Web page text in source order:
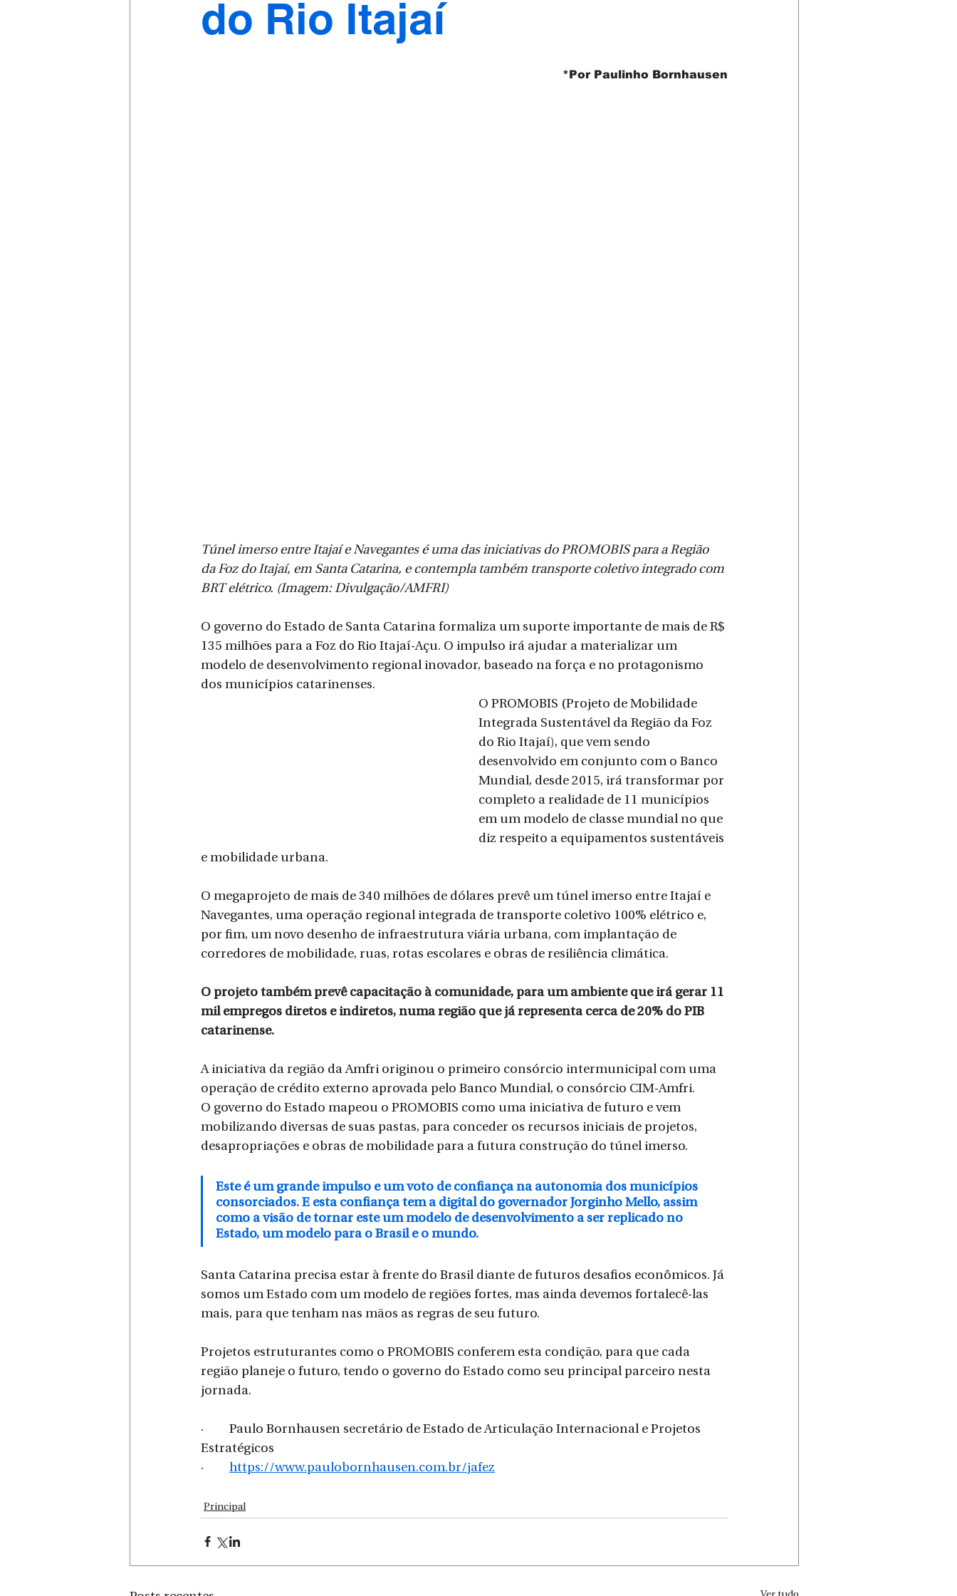
do Rio Itajaí
*Por Paulinho Bornhausen
Túnel imerso entre Itajaí e Navegantes é uma das iniciativas do PROMOBIS para a Região
da Foz do Itajaí, em Santa Catarina, e contempla também transporte coletivo integrado com
BRT elétrico. (Imagem: Divulgação/AMFRI)
O governo do Estado de Santa Catarina formaliza um suporte importante de mais de R$
135 milhões para a Foz do Rio Itajaí-Açu. O impulso irá ajudar a materializar um
modelo de desenvolvimento regional inovador, baseado na força e no protagonismo
dos municípios catarinenses.
O PROMOBIS (Projeto de Mobilidade
Integrada Sustentável da Região da Foz
do Rio Itajaí), que vem sendo
desenvolvido em conjunto com o Banco
Mundial, desde 2015, irá transformar por
completo a realidade de 11 municípios
em um modelo de classe mundial no que
diz respeito a equipamentos sustentáveis
e mobilidade urbana.
O megaprojeto de mais de 340 milhões de dólares prevê um túnel imerso entre Itajaí e
Navegantes, uma operação regional integrada de transporte coletivo 100% elétrico e,
por fim, um novo desenho de infraestrutura viária urbana, com implantação de
corredores de mobilidade, ruas, rotas escolares e obras de resiliência climática.
O projeto também prevê capacitação à comunidade, para um ambiente que irá gerar 11
mil empregos diretos e indiretos, numa região que já representa cerca de 20% do PIB
catarinense.
A iniciativa da região da Amfri originou o primeiro consórcio intermunicipal com uma
operação de crédito externo aprovada pelo Banco Mundial, o consórcio CIM-Amfri.
O governo do Estado mapeou o PROMOBIS como uma iniciativa de futuro e vem
mobilizando diversas de suas pastas, para conceder os recursos iniciais de projetos,
desapropriações e obras de mobilidade para a futura construção do túnel imerso.
Este é um grande impulso e um voto de confiança na autonomia dos municípios
consorciados. E esta confiança tem a digital do governador Jorginho Mello, assim
como a visão de tornar este um modelo de desenvolvimento a ser replicado no
Estado, um modelo para o Brasil e o mundo.
Santa Catarina precisa estar à frente do Brasil diante de futuros desafios econômicos. Já
somos um Estado com um modelo de regiões fortes, mas ainda devemos fortalecê-las
mais, para que tenham nas mãos as regras de seu futuro.
Projetos estruturantes como o PROMOBIS conferem esta condição, para que cada
região planeje o futuro, tendo o governo do Estado como seu principal parceiro nesta
jornada.
·         Paulo Bornhausen secretário de Estado de Articulação Internacional e Projetos
Estratégicos
· https://www.paulobornhausen.com.br/jafez
Principal